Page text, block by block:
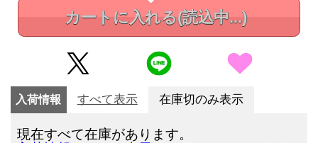
カートに入れる(読込中...)
入荷情報 すべて表示 在庫切のみ表示
現在すべて在庫があります。